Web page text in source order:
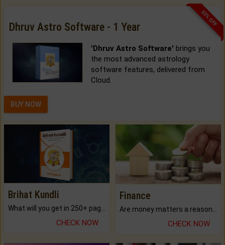
33% OFF
Dhruv Astro Software - 1 Year
'Dhruv Astro Software' brings you
the most advanced astrology
software features, delivered from
Cloud.
BUY NOW
Brihat Kundli
CHECK NOW
Finance
CHECK NOW